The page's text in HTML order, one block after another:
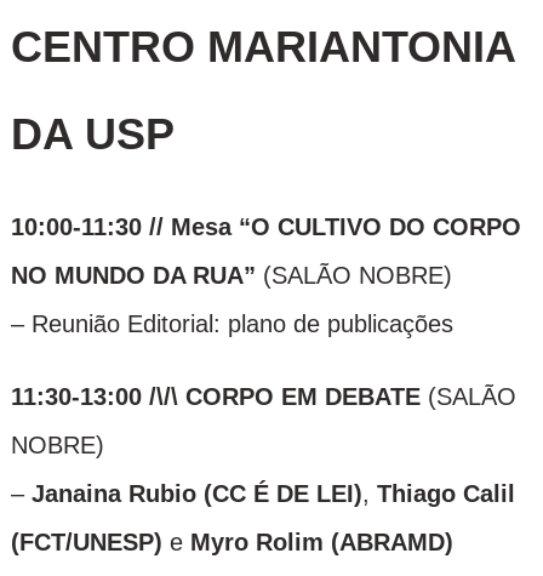
CENTRO MARIANTONIA
DA USP
10:00-11:30 // Mesa “O CULTIVO DO CORPO
NO MUNDO DA RUA” (SALÃO NOBRE)
– Reunião Editorial: plano de publicações
11:30-13:00 /\/\ CORPO EM DEBATE(SALÃO
NOBRE)
– Janaina Rubio (CC É DE LEI), Thiago Calil
(FCT/UNESP) e Myro Rolim (ABRAMD)